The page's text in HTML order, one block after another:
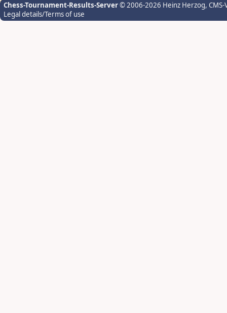
Chess-Tournament-Results-Server© 2006-2026 Heinz Herzog,
Legal details/Terms of use